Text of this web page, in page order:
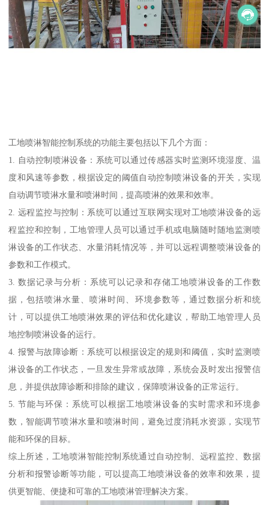
工地喷淋智能控制系统的功能主要包括以下几个方面：
1. 自动控制喷淋设备：系统可以通过传感器实时监测环境湿度、温
度和风速等参数，根据设定的阈值自动控制喷淋设备的开关，实现
自动调节喷淋水量和喷淋时间，提高喷淋的效果和效率。
2. 远程监控与控制：系统可以通过互联网实现对工地喷淋设备的远
程监控和控制，工地管理人员可以通过手机或电脑随时随地监测喷
淋设备的工作状态、水量消耗情况等，并可以远程调整喷淋设备的
参数和工作模式。
3. 数据记录与分析：系统可以记录和存储工地喷淋设备的工作数
据，包括喷淋水量、喷淋时间、环境参数等，通过数据分析和统
计，可以提供工地喷淋效果的评估和优化建议，帮助工地管理人员
地控制喷淋设备的运行。
4. 报警与故障诊断：系统可以根据设定的规则和阈值，实时监测喷
淋设备的工作状态，一旦发生异常或故障，系统会及时发出报警信
息，并提供故障诊断和排除的建议，保障喷淋设备的正常运行。
5. 节能与环保：系统可以根据工地喷淋设备的实时需求和环境参
数，智能调节喷淋水量和喷淋时间，避免过度消耗水资源，实现节
能和环保的目标。
综上所述，工地喷淋智能控制系统通过自动控制、远程监控、数据
分析和报警诊断等功能，可以提高工地喷淋设备的效率和效果，提
供更智能、便捷和可靠的工地喷淋管理解决方案。